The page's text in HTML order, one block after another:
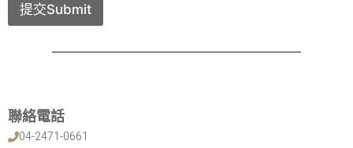
提交Submit
聯絡電話
04-2471-0661